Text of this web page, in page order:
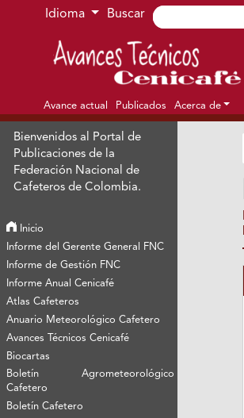
Ir al menú de navegación principal
Ir al contenido principal
Ir al pie de página del sitio
Idioma Buscar
Avance actual Publicados Acerca de
Bienvenidos al Portal de
Publicaciones de la
Federación Nacional de
Cafeteros de Colombia.
Inicio
Informe del Gerente General FNC
Informe de Gestión FNC
Informe Anual Cenicafé
Atlas Cafeteros
Anuario Meteorológico Cafetero
Avances Técnicos Cenicafé
Biocartas
Boletín Agrometeorológico
Cafetero
Boletín Cafetero